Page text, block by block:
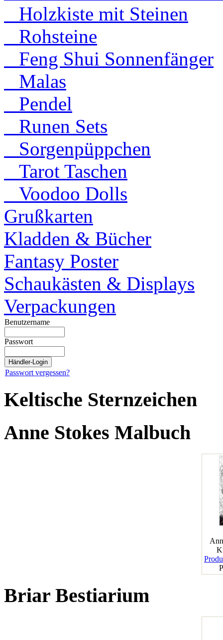
Holzkiste mit Steinen
Rohsteine
Feng Shui Sonnenfänger
Malas
Pendel
Runen Sets
Sorgenpüppchen
Tarot Taschen
Voodoo Dolls
Grußkarten
Kladden & Bücher
Fantasy Poster
Schaukästen & Displays
Verpackungen
Benutzername
Passwort
Passwort vergessen?
Keltische Sternzeichen
Anne Stokes Malbuch
Briar Bestiarium